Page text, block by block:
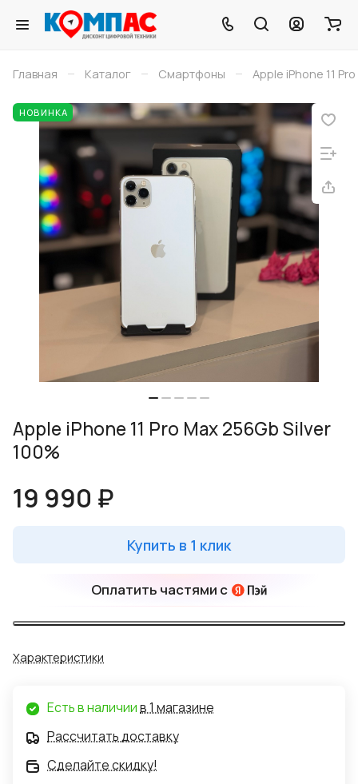
Главная – Каталог – Смартфоны – Apple iPhone 11
НОВИНКА
Apple iPhone 11 Pro Max 256Gb Silver
100%
19 990 ₽
Купить в 1 клик
Оплатить частями с
Характеристики
Есть в наличиив 1 магазине
Рассчитать доставку
Сделайте скидку!